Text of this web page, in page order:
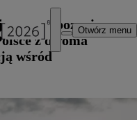
Otwórz menu
mocną pozycję
z dwoma
wśród